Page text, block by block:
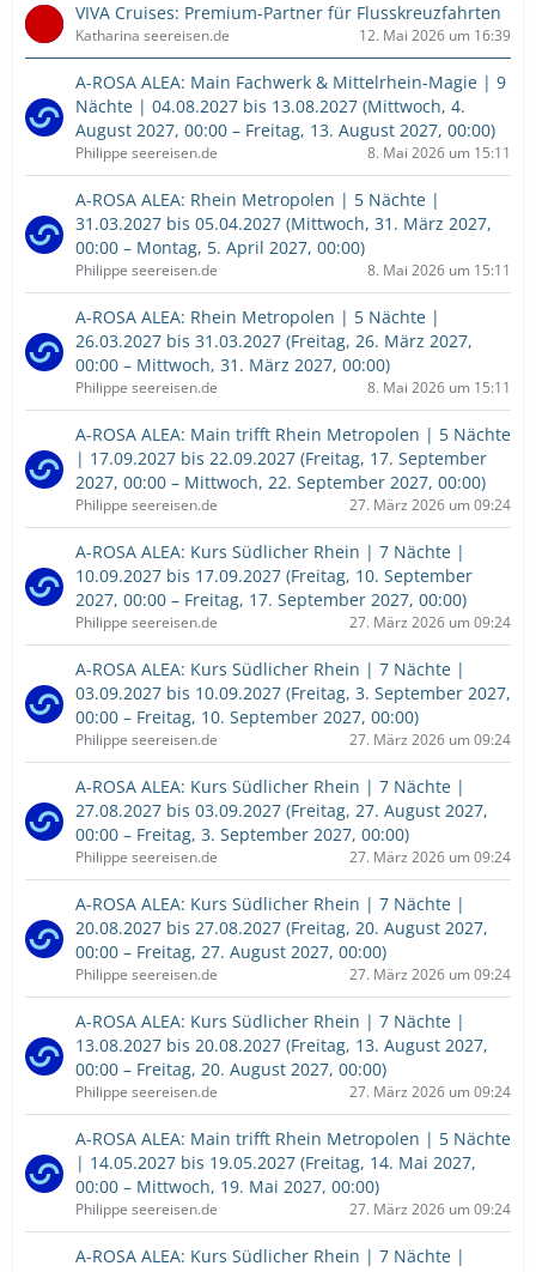
VIVA Cruises: Premium-Partner für Flusskreuzfahrten
Katharina seereisen.de 12. Mai 2026 um 16:39
A-ROSA ALEA: Main Fachwerk & Mittelrhein-Magie | 9
Nächte | 04.08.2027 bis 13.08.2027 (Mittwoch, 4.
August 2027, 00:00 – Freitag, 13. August 2027, 00:00)
Philippe seereisen.de 8. Mai 2026 um 15:11
A-ROSA ALEA: Rhein Metropolen | 5 Nächte |
31.03.2027 bis 05.04.2027 (Mittwoch, 31. März 2027,
00:00 – Montag, 5. April 2027, 00:00)
Philippe seereisen.de 8. Mai 2026 um 15:11
A-ROSA ALEA: Rhein Metropolen | 5 Nächte |
26.03.2027 bis 31.03.2027 (Freitag, 26. März 2027,
00:00 – Mittwoch, 31. März 2027, 00:00)
Philippe seereisen.de 8. Mai 2026 um 15:11
A-ROSA ALEA: Main trifft Rhein Metropolen | 5 Nächte
| 17.09.2027 bis 22.09.2027 (Freitag, 17. September
2027, 00:00 – Mittwoch, 22. September 2027, 00:00)
Philippe seereisen.de 27. März 2026 um 09:24
A-ROSA ALEA: Kurs Südlicher Rhein | 7 Nächte |
10.09.2027 bis 17.09.2027 (Freitag, 10. September
2027, 00:00 – Freitag, 17. September 2027, 00:00)
Philippe seereisen.de 27. März 2026 um 09:24
A-ROSA ALEA: Kurs Südlicher Rhein | 7 Nächte |
03.09.2027 bis 10.09.2027 (Freitag, 3. September 2027,
00:00 – Freitag, 10. September 2027, 00:00)
Philippe seereisen.de 27. März 2026 um 09:24
A-ROSA ALEA: Kurs Südlicher Rhein | 7 Nächte |
27.08.2027 bis 03.09.2027 (Freitag, 27. August 2027,
00:00 – Freitag, 3. September 2027, 00:00)
Philippe seereisen.de 27. März 2026 um 09:24
A-ROSA ALEA: Kurs Südlicher Rhein | 7 Nächte |
20.08.2027 bis 27.08.2027 (Freitag, 20. August 2027,
00:00 – Freitag, 27. August 2027, 00:00)
Philippe seereisen.de 27. März 2026 um 09:24
A-ROSA ALEA: Kurs Südlicher Rhein | 7 Nächte |
13.08.2027 bis 20.08.2027 (Freitag, 13. August 2027,
00:00 – Freitag, 20. August 2027, 00:00)
Philippe seereisen.de 27. März 2026 um 09:24
A-ROSA ALEA: Main trifft Rhein Metropolen | 5 Nächte
| 14.05.2027 bis 19.05.2027 (Freitag, 14. Mai 2027,
00:00 – Mittwoch, 19. Mai 2027, 00:00)
Philippe seereisen.de 27. März 2026 um 09:24
A-ROSA ALEA: Kurs Südlicher Rhein | 7 Nächte |